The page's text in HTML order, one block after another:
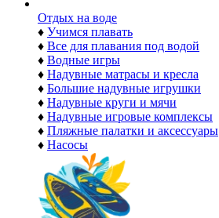
Отдых на воде
♦ Учимся плавать
♦ Все для плавания под водой
♦ Водные игры
♦ Надувные матрасы и кресла
♦ Большие надувные игрушки
♦ Надувные круги и мячи
♦ Надувные игровые комплексы
♦ Пляжные палатки и аксессуары
♦ Насосы